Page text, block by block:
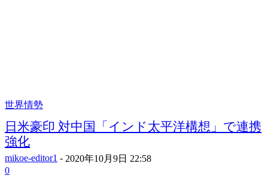
世界情勢
日米豪印 対中国「インド太平洋構想」で連携
強化
mikoe-editor1 - 2020年10月9日 22:58
0